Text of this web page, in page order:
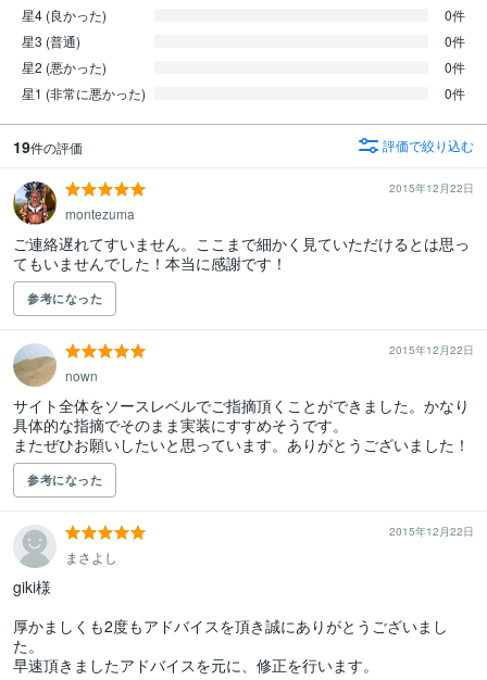
星4 (良かった)
0件
星3 (普通)
0件
星2 (悪かった)
0件
星1 (非常に悪かった)
0件
19件の評価 評価で絞り込む
2015年12月22日
montezuma
ご連絡遅れてすいません。ここまで細かく見ていただけるとは思っ
てもいませんでした！本当に感謝です！
参考になった
2015年12月22日
nown
サイト全体をソースレベルでご指摘頂くことができました。かなり
具体的な指摘でそのまま実装にすすめそうです。
またぜひお願いしたいと思っています。ありがとうございました！
参考になった
2015年12月22日
まさよし
giki様
厚かましくも2度もアドバイスを頂き誠にありがとうございまし
た。
早速頂きましたアドバイスを元に、修正を行います。